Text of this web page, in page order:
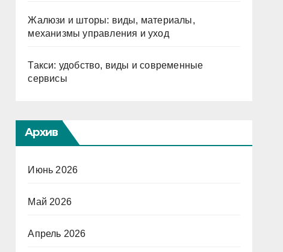
Жалюзи и шторы: виды, материалы,
механизмы управления и уход
Такси: удобство, виды и современные
сервисы
Архив
Июнь 2026
Май 2026
Апрель 2026